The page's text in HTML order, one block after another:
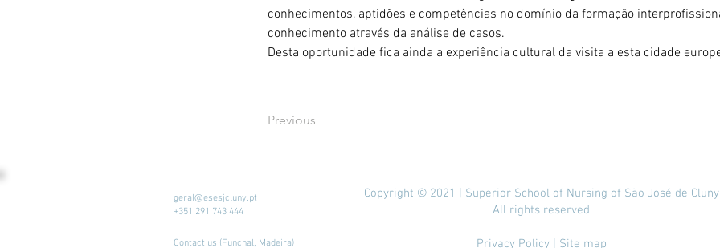
conhecimentos, aptidões e competências no domínio da formação
conhecimento através da análise de casos.
Desta oportunidade fica ainda a experiência cultural da visita a esta cidade
Previous
geral@esesjcluny.pt
+351 291 743 444
Contact us (Funchal, Madeira)
Copyright © 2021 | Superior School of Nursing of São José de Cluny
All rights reserved
Privacy Policy| Site map